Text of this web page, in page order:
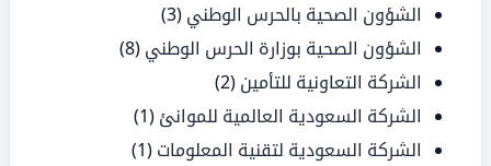
الشؤون الصحية بالحرس الوطني (3)
الشؤون الصحية بوزارة الحرس الوطني (8)
الشركة التعاونية للتأمين (2)
الشركة السعودية العالمية للموانئ (1)
الشركة السعودية لتقنية المعلومات (1)